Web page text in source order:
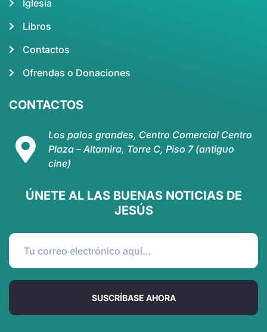
Iglesia
Libros
Contactos
Ofrendas o Donaciones
CONTACTOS
Los palos grandes, Centro Comercial Centro
Plaza – Altamira, Torre C, Piso 7 (antiguo
cine)
ÚNETE AL LAS BUENAS NOTICIAS DE
JESÚS
SUSCRÍBASE AHORA